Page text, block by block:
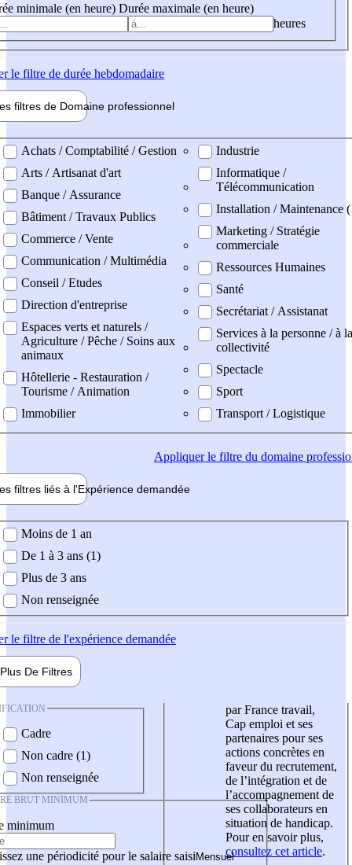
minimale (en heure) Durée maximale (en heure)
heures
le filtre de durée hebdomadaire
filtres de Domaine professionnel
professionel
Achats / Comptabilité / Gestion
Arts / Artisanat d'art
Banque / Assurance
Bâtiment / Travaux Publics
Commerce / Vente
Communication / Multimédia
Conseil / Etudes
Direction d'entreprise
Espaces verts et naturels /
Agriculture / Pêche / Soins aux
animaux
Hôtellerie - Restauration /
Tourisme / Animation
Immobilier
Industrie
Informatique /
Télécommunication
Installation / Maintenance
Marketing / Stratégie
commerciale
Ressources Humaines
Santé
Secrétariat / Assistanat
Services à la personne / à la
collectivité
Spectacle
Sport
Transport / Logistique
Appliquerle filtre du domaine
filtres liés à l'Expérience demandée
demandée
Moins de 1 an
De 1 à 3 ans (1)
Plus de 3 ans
Non renseignée
le filtre de l'expérience demandée
Plus De Filtres
Cadre
Non cadre (1)
Non renseignée
BRUT MINIMUM
minimum
une périodicité pour le salaire saisi
par France travail,
Cap emploi et ses
partenaires pour ses
actions concrètes en
faveur du recrutement,
de l’intégration et de
l’accompagnement de
ses collaborateurs en
situation de handicap.
Pour en savoir plus,
consultez cet article.